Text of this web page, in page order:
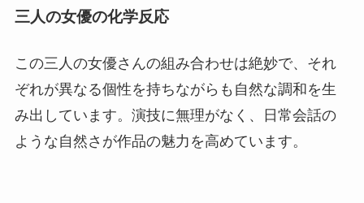
三人の女優の化学反応
この三人の女優さんの組み合わせは絶妙で、それ
ぞれが異なる個性を持ちながらも自然な調和を生
み出しています。演技に無理がなく、日常会話の
ような自然さが作品の魅力を高めています。